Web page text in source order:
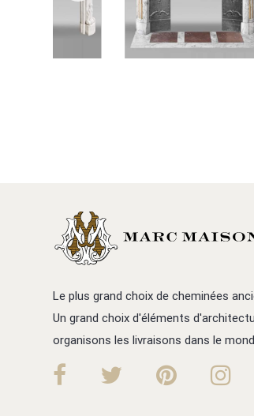
Le plus grand choix de cheminées
Un grand choix d'éléments
organisons les livraisons dans le